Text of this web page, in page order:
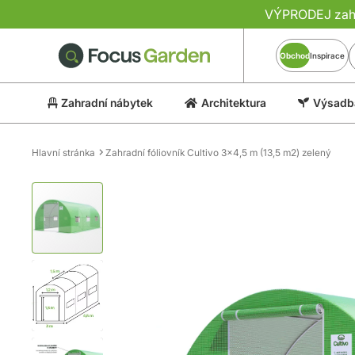
VÝPRODEJ
ObchodInspirace
Zahradní nábytek Architektura
Hlavní stránka Zahradní fóliovník Cultivo 3x4,5 m (13,5 m2) zelený
Přeskočit
konec
galerie